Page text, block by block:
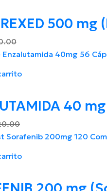
500
Original
price
$160.00.
40
Original
price
$420.00.